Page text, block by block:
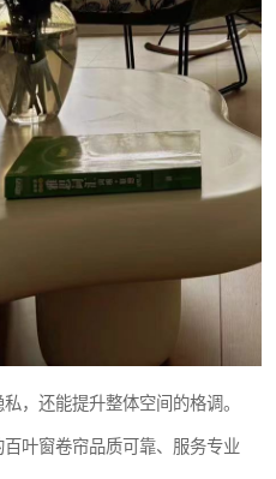
，还能提升整体空间的格调。
叶窗卷帘品质可靠、服务专业